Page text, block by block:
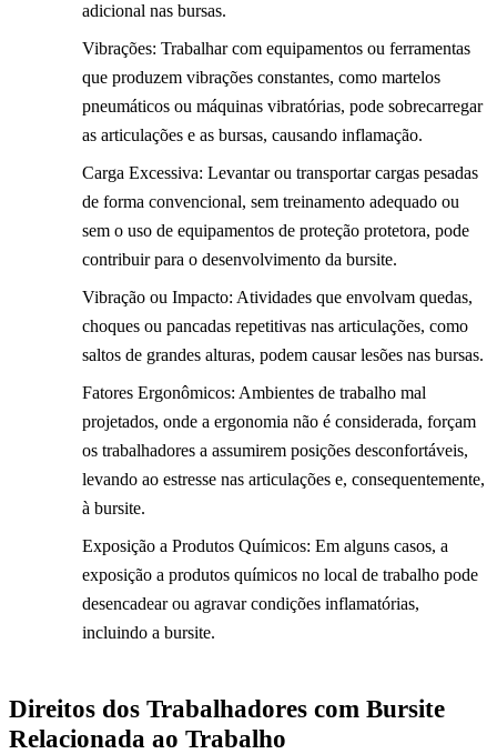
adicional nas bursas.
Vibrações: Trabalhar com equipamentos ou ferramentas
que produzem vibrações constantes, como martelos
pneumáticos ou máquinas vibratórias, pode sobrecarregar
as articulações e as bursas, causando inflamação.
Carga Excessiva: Levantar ou transportar cargas pesadas
de forma convencional, sem treinamento adequado ou
sem o uso de equipamentos de proteção protetora, pode
contribuir para o desenvolvimento da bursite.
Vibração ou Impacto: Atividades que envolvam quedas,
choques ou pancadas repetitivas nas articulações, como
saltos de grandes alturas, podem causar lesões nas bursas.
Fatores Ergonômicos: Ambientes de trabalho mal
projetados, onde a ergonomia não é considerada, forçam
os trabalhadores a assumirem posições desconfortáveis,
levando ao estresse nas articulações e, consequentemente,
à bursite.
Exposição a Produtos Químicos: Em alguns casos, a
exposição a produtos químicos no local de trabalho pode
desencadear ou agravar condições inflamatórias,
incluindo a bursite.
Direitos dos Trabalhadores com Bursite
Relacionada ao Trabalho